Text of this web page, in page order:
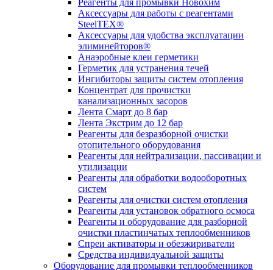
Реагенты для промывки Новохим
Аксессуары для работы с реагентами
SteelTEX®
Аксессуары для удобства эксплуатации
элиминейторов®
Анаэробные клеи герметики
Герметик для устранения течей
Ингибиторы защиты систем отопления
Концентрат для прочистки
канализационных засоров
Лента Смарт до 8 бар
Лента Экстрим до 12 бар
Реагенты для безразборной очистки
отопительного оборудования
Реагенты для нейтрализации, пассивации и
утилизации
Реагенты для обработки водооборотных
систем
Реагенты для очистки систем отопления
Реагенты для установок обратного осмоса
Реагенты и оборудование для разборной
очистки пластинчатых теплообменников
Спреи активаторы и обезжириватели
Средства индивидуальной защиты
Оборудование для промывки теплообменников